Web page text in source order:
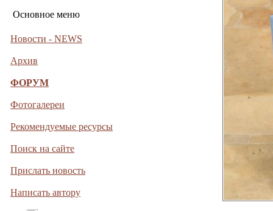
Основное меню
Новости - NEWS
Архив
ФОРУМ
Фотогалереи
Рекомендуемые ресурсы
Поиск на сайте
Прислать новость
Написать автору